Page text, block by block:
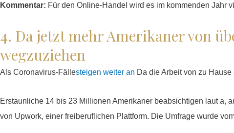
Kommentar: Für den Online-Handel wird es im kommenden Jahr
4. Da jetzt mehr Amerikaner von
wegzuziehen
Als Coronavirus-Fällesteigen weiter an Da die Arbeit von zu
Erstaunliche 14 bis 23 Millionen Amerikaner beabsichtigen laut a,
von Upwork, einer freiberuflichen Plattform. Die Umfrage wurde